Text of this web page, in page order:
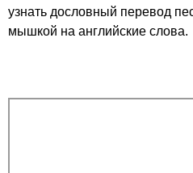
узнать дословный перевод
мышкой на английские слова.